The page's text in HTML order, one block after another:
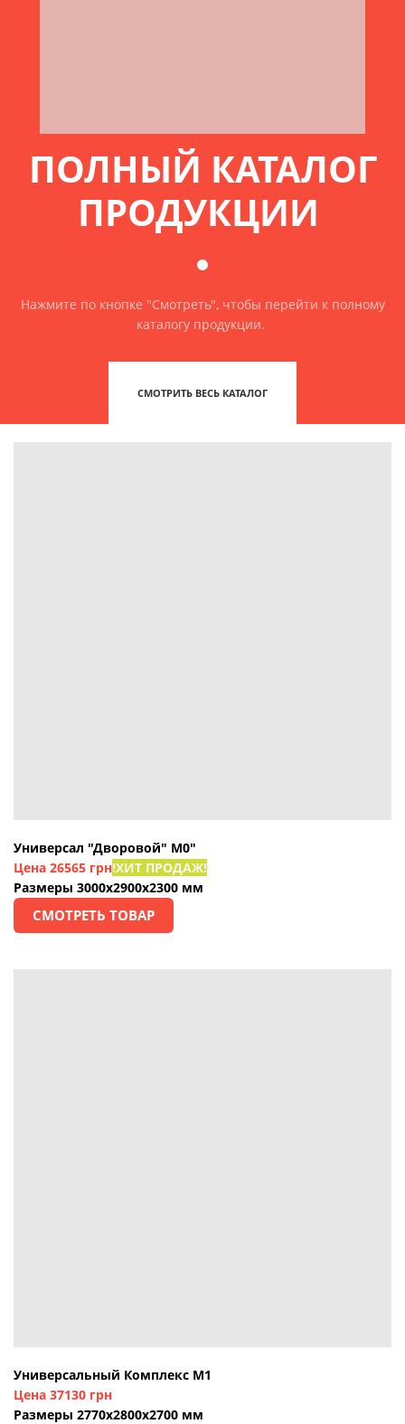
ПОЛНЫЙ КАТАЛОГ
ПРОДУКЦИИ
Нажмите по кнопке "Смотреть", чтобы перейти к полному
каталогу продукции.
СМОТРИТЬ ВЕСЬ КАТАЛОГ
Универсал "Дворовой" М0"
Цена 26565 грн!ХИТ ПРОДАЖ!
Размеры 3000х2900х2300 мм
СМОТРЕТЬ ТОВАР
Универсальный Комплекс М1
Цена 37130 грн
Размеры 2770х2800х2700 мм